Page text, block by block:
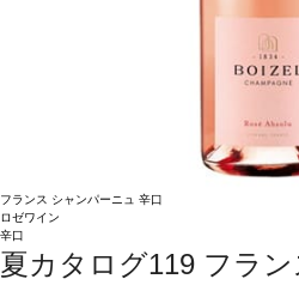
フランス シャンパーニュ 辛口
ロゼワイン
辛口
夏カタログ119 フラ